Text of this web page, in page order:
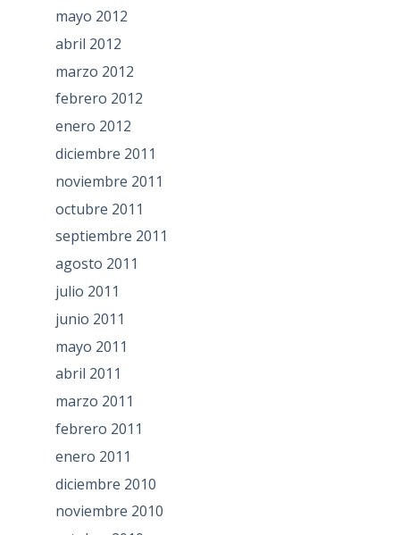
mayo 2012
abril 2012
marzo 2012
febrero 2012
enero 2012
diciembre 2011
noviembre 2011
octubre 2011
septiembre 2011
agosto 2011
julio 2011
junio 2011
mayo 2011
abril 2011
marzo 2011
febrero 2011
enero 2011
diciembre 2010
noviembre 2010